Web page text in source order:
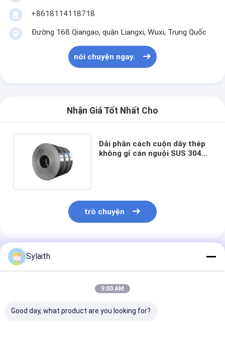
+8618114118718
Đường 168 Qiangao, quận Liangxi, Wuxi, Trung Quốc
nói chuyện ngay.
Nhận Giá Tốt Nhất Cho
Dải phân cách cuộn dây thép
không gỉ cán nguội SUS 304
trò chuyện
Sản Phẩm Khuyến Cáo
Sylaith
9:00 AM
Good day, what product are you looking for?